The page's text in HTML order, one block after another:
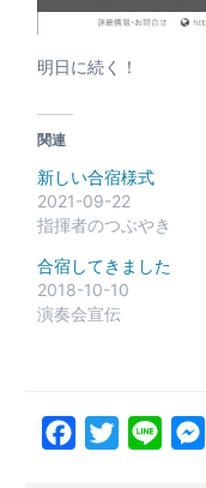
明日に続く！
関連
新しい合宿様式
2021-09-22
指揮者のつぶやき
合宿してきました
2018-10-10
演奏会宣伝
FacebookTwitterLine